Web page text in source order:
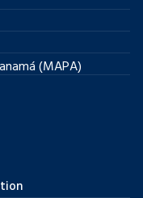
(MAPA)